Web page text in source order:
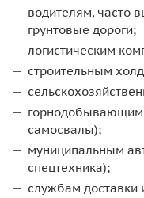
водителям, часто
грунтовые дороги;
логистическим
строительным
самосвалы);
муниципальным
спецтехника);
службам доставки